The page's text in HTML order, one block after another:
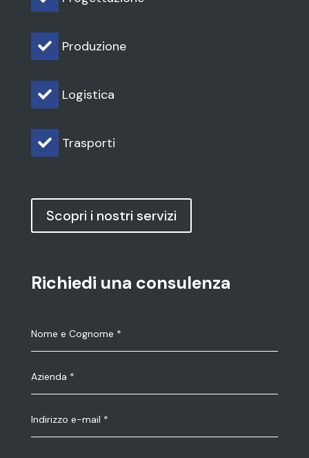
 Produzione
 Logistica
 Trasporti
Scopri i nostri servizi
Richiedi una consulenza